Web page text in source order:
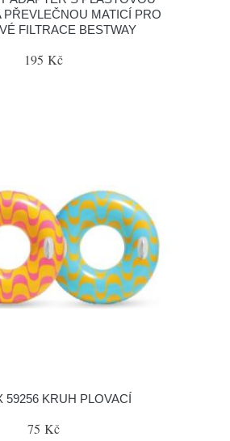
PŘEVLEČNOU MATICÍ PRO
FILTRACE BESTWAY
195 Kč
59256 KRUH PLOVACÍ
75 Kč